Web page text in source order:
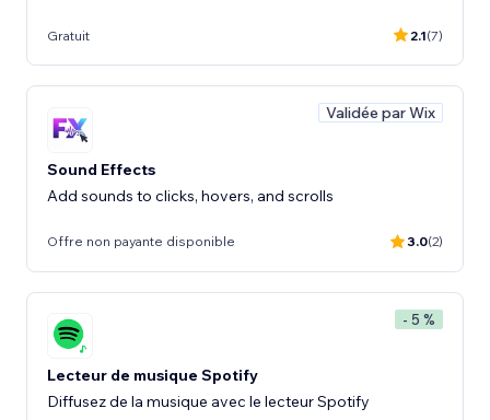
Gratuit 2.1(7)
Validée par Wix
Sound Effects
Add sounds to clicks, hovers, and scrolls
Offre non payante disponible 3.0(2)
- 5 %
Lecteur de musique Spotify
Diffusez de la musique avec le lecteur Spotify